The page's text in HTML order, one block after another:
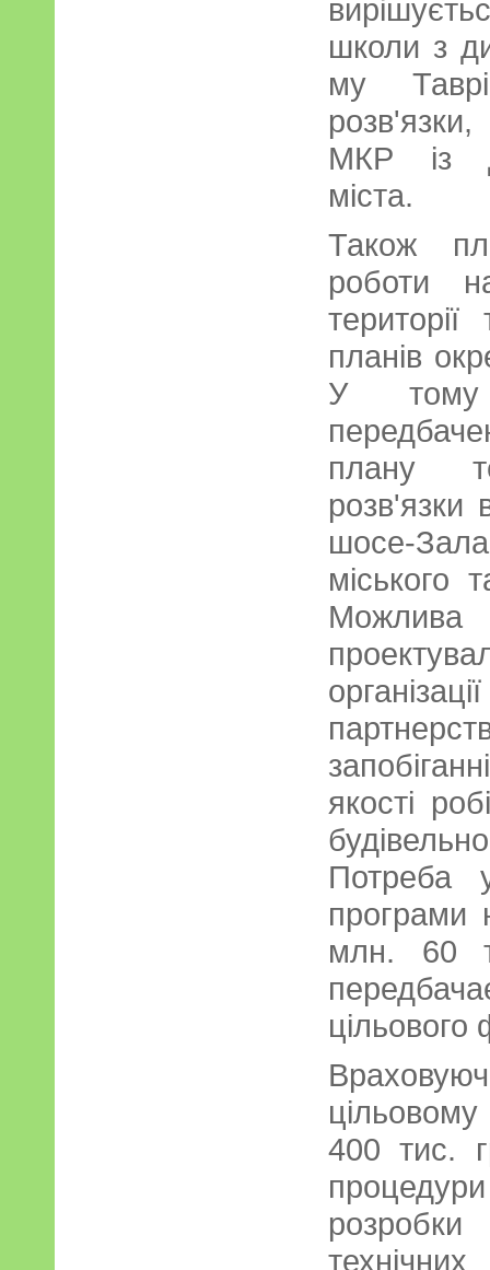
школи з
му
МКР із
міста.
Також
роботи
планів
У тому
плану
розв'язки
шосе-
міського
якості
Потреба
програми
млн. 60
цільового
400 тис.